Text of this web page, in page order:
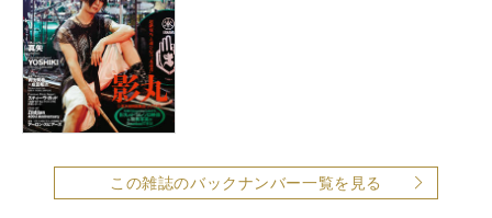
この雑誌のバックナンバー一覧を見る